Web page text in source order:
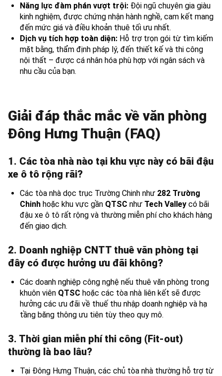
Năng lực đàm phán vượt trội: Đội ngũ chuyên gia giàu
kinh nghiệm, được chứng nhận hành nghề, cam kết mang
đến mức giá và điều khoản thuê tối ưu nhất.
Dịch vụ tích hợp toàn diện: Hỗ trợ trọn gói từ tìm kiếm
mặt bằng, thẩm định pháp lý, đến thiết kế và thi công
nội thất – được cá nhân hóa phù hợp với ngân sách và
nhu cầu của bạn.
Giải đáp thắc mắc về văn phòng
Đông Hưng Thuận (FAQ)
1. Các tòa nhà nào tại khu vực này có bãi đậu
xe ô tô rộng rãi?
Các tòa nhà dọc trục Trường Chinh như 282 Trường
Chinh hoặc khu vực gần QTSC như Tech Valley có bãi
đậu xe ô tô rất rộng và thường miễn phí cho khách hàng
đến giao dịch.
2. Doanh nghiệp CNTT thuê văn phòng tại
đây có được hưởng ưu đãi không?
Các doanh nghiệp công nghệ nếu thuê văn phòng trong
khuôn viên QTSC hoặc các tòa nhà liên kết sẽ được
hưởng các ưu đãi về thuế thu nhập doanh nghiệp và hạ
tầng băng thông ưu tiên tùy theo quy mô.
3. Thời gian miễn phí thi công (Fit-out)
thường là bao lâu?
Tại Đông Hưng Thuận, các chủ tòa nhà thường hỗ trợ từ